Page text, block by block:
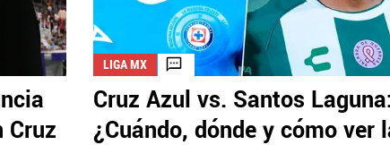
Cruz
LIGA MX
Cruz Azul vs. Santos Laguna:
¿Cuándo, dónde y cómo ver